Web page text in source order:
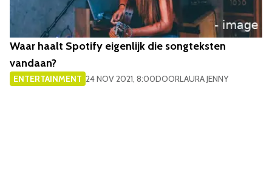
​Waar haalt Spotify eigenlijk die songteksten
vandaan?
ENTERTAINMENT 24 NOV 2021, 8:00DOORLAURA JENNY